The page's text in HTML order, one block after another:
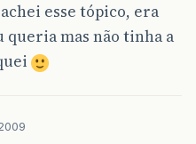
esse tópico, era
queria mas não tinha a